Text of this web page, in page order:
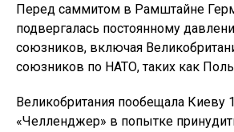
Перед саммитом в Рамштайне
подвергалась постоянному
союзников, включая
союзников по НАТО, таких как
Великобритания пообещала Киеву
«Челленджер» в попытке